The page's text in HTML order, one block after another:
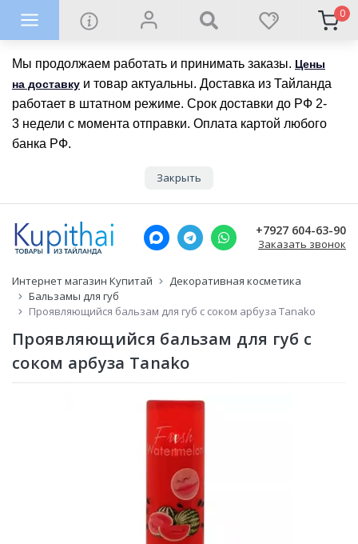
Мы продолжаем работать и принимать заказы. Цены
на доставку и товар актуальны. Доставка из Тайланда
работает в штатном режиме. Срок доставки до РФ 2-
3 недели с момента отправки. Оплата картой любого
банка РФ.
Закрыть
0
+7927 604-63-90
Заказать звонок
Интернет магазин Купитай
Декоративная косметика
Бальзамы для губ
Проявляющийся бальзам для губ с соком арбуза Tanako
Проявляющийся бальзам для губ с
соком арбуза Tanako